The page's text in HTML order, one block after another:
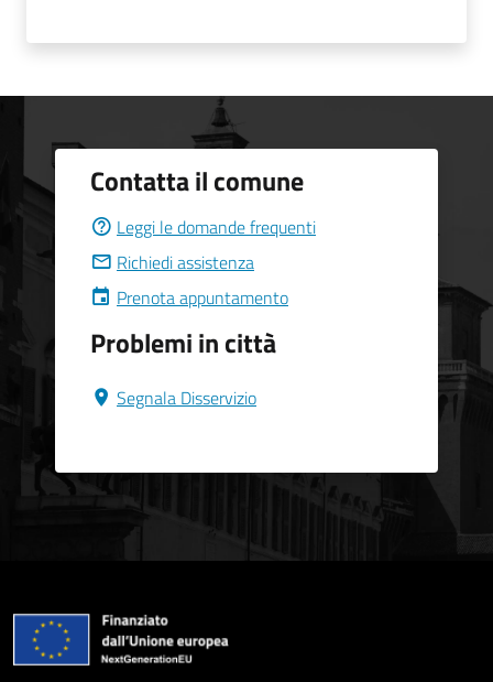
Contatta il comune
Leggi le domande frequenti
Richiedi assistenza
Prenota appuntamento
Problemi in città
Segnala Disservizio